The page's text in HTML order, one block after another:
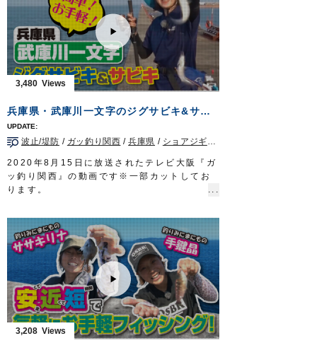
分け、ヒットを量産!
■使用アイテム
・からまんオモリグリーダーシングル/ダブル
・Draw4 2.5号/3号
ルアーパラダイス九州TV TVQ九州放送 毎
週土曜日 朝5時30分～6時放送
OWNERMOVIEhttp://ownertv.jp/
http://www.owner.co.jp
ルアーパラダイス九州オンライン
http://lurepara.tsuribito.co.jp/
3,480
兵庫県・武庫川一文字のジグサビキ&サビキ
波止/堤防 / ガッ釣り関西 /兵庫県 / ショアジギング
2020年8月15日に放送されたテレビ大阪『ガ
ッ釣り関西』の動画です※一部カットしてお
ります。
フ大東哲也とリポーターののぞみさん、ゲス
トの中西隼人さん、石田果林さんが、ジグサ
ビキとサビキ仕掛けでアジ、サバを狙いま
す。
群れを直接狙うジグサビキはお手軽ですが、
釣果を伸ばすにはコツが必要。
大東からアドバイスを受けたのぞみさんは小
気味よい引きを楽しみました。
■使用製品
落し込みジグサビキ
3,208